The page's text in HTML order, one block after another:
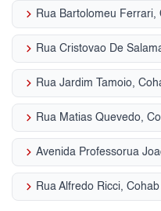
keyboard_arrow_right Rua Bartolomeu Ferrari,
keyboard_arrow_right
keyboard_arrow_right Rua Jardim Tamoio,
keyboard_arrow_right Rua Matias Quevedo,
keyboard_arrow_right
keyboard_arrow_right Rua Alfredo Ricci,